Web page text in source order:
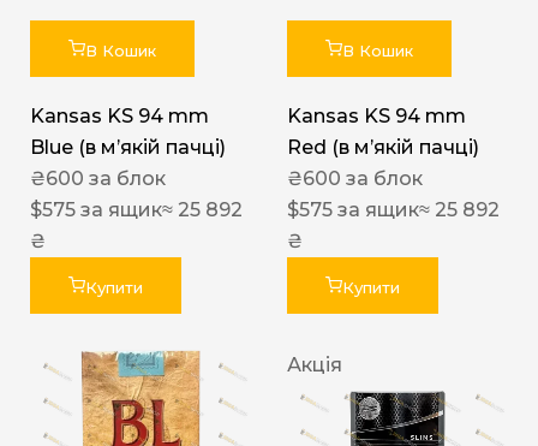
В Кошик
Kansas KS 94 mm
Blue (в мʼякій пачці)
₴600 за блок
$575 за ящик≈ 25 892
₴
Купити
В Кошик
Kansas KS 94 mm
Red (в мʼякій пачці)
₴600 за блок
$575 за ящик≈ 25 892
₴
Купити
Акція